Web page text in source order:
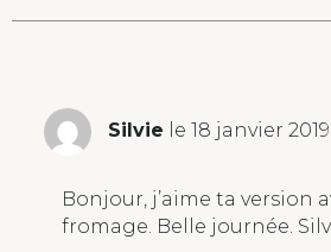
Silvie le 18 janvier
Bonjour, j’aime ta version
fromage. Belle journée.